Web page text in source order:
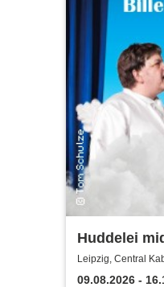
Huddelei
Central
Leipzig, Central
09.08.2026 -